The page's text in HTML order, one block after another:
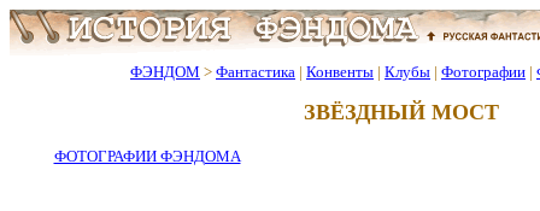
ФЭНДОМ > Фантастика | Конвенты | Клубы | Фотографии |
ЗВЁЗДНЫЙ МОСТ
ФОТОГРАФИИ ФЭНДОМА